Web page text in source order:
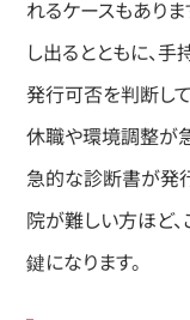
れるケースもありま
し出るとともに、
発行可否を判断して
休職や環境調整が
急的な診断書が発
院が難しい方ほど
鍵になります。